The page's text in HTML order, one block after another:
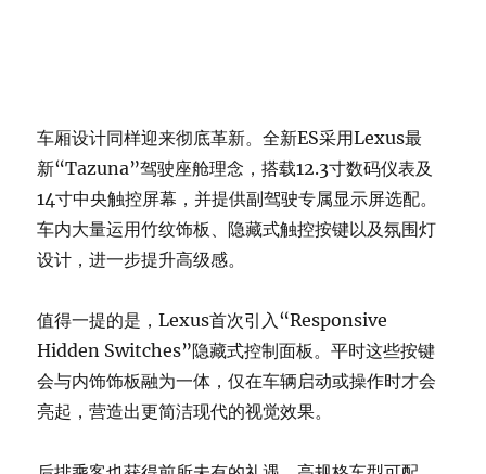
车厢设计同样迎来彻底革新。全新ES采用Lexus最
新“Tazuna”驾驶座舱理念，搭载12.3寸数码仪表及
14寸中央触控屏幕，并提供副驾驶专属显示屏选配。
车内大量运用竹纹饰板、隐藏式触控按键以及氛围灯
设计，进一步提升高级感。
值得一提的是，Lexus首次引入“Responsive
Hidden Switches”隐藏式控制面板。平时这些按键
会与内饰饰板融为一体，仅在车辆启动或操作时才会
亮起，营造出更简洁现代的视觉效果。